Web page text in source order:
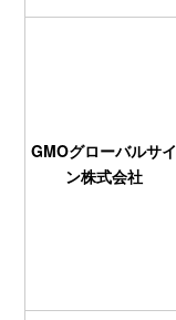
GMOグローバルサイ
ン株式会社